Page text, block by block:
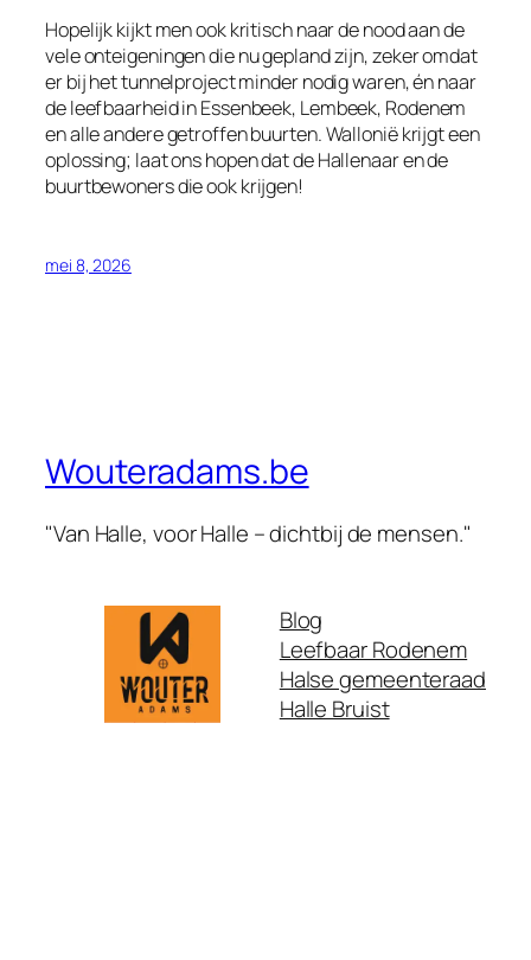
Hopelijk kijkt men ook kritisch naar de nood aan de
vele onteigeningen die nu gepland zijn, zeker omdat
er bij het tunnelproject minder nodig waren, én naar
de leefbaarheid in Essenbeek, Lembeek, Rodenem
en alle andere getroffen buurten. Wallonië krijgt een
oplossing; laat ons hopen dat de Hallenaar en de
buurtbewoners die ook krijgen!
mei 8, 2026
Wouteradams.be
"Van Halle, voor Halle – dichtbij de mensen."
Blog
Leefbaar Rodenem
Halse gemeenteraad
Halle Bruist